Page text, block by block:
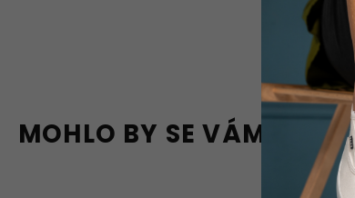
MOHLO BY SE VÁM LÍBIT